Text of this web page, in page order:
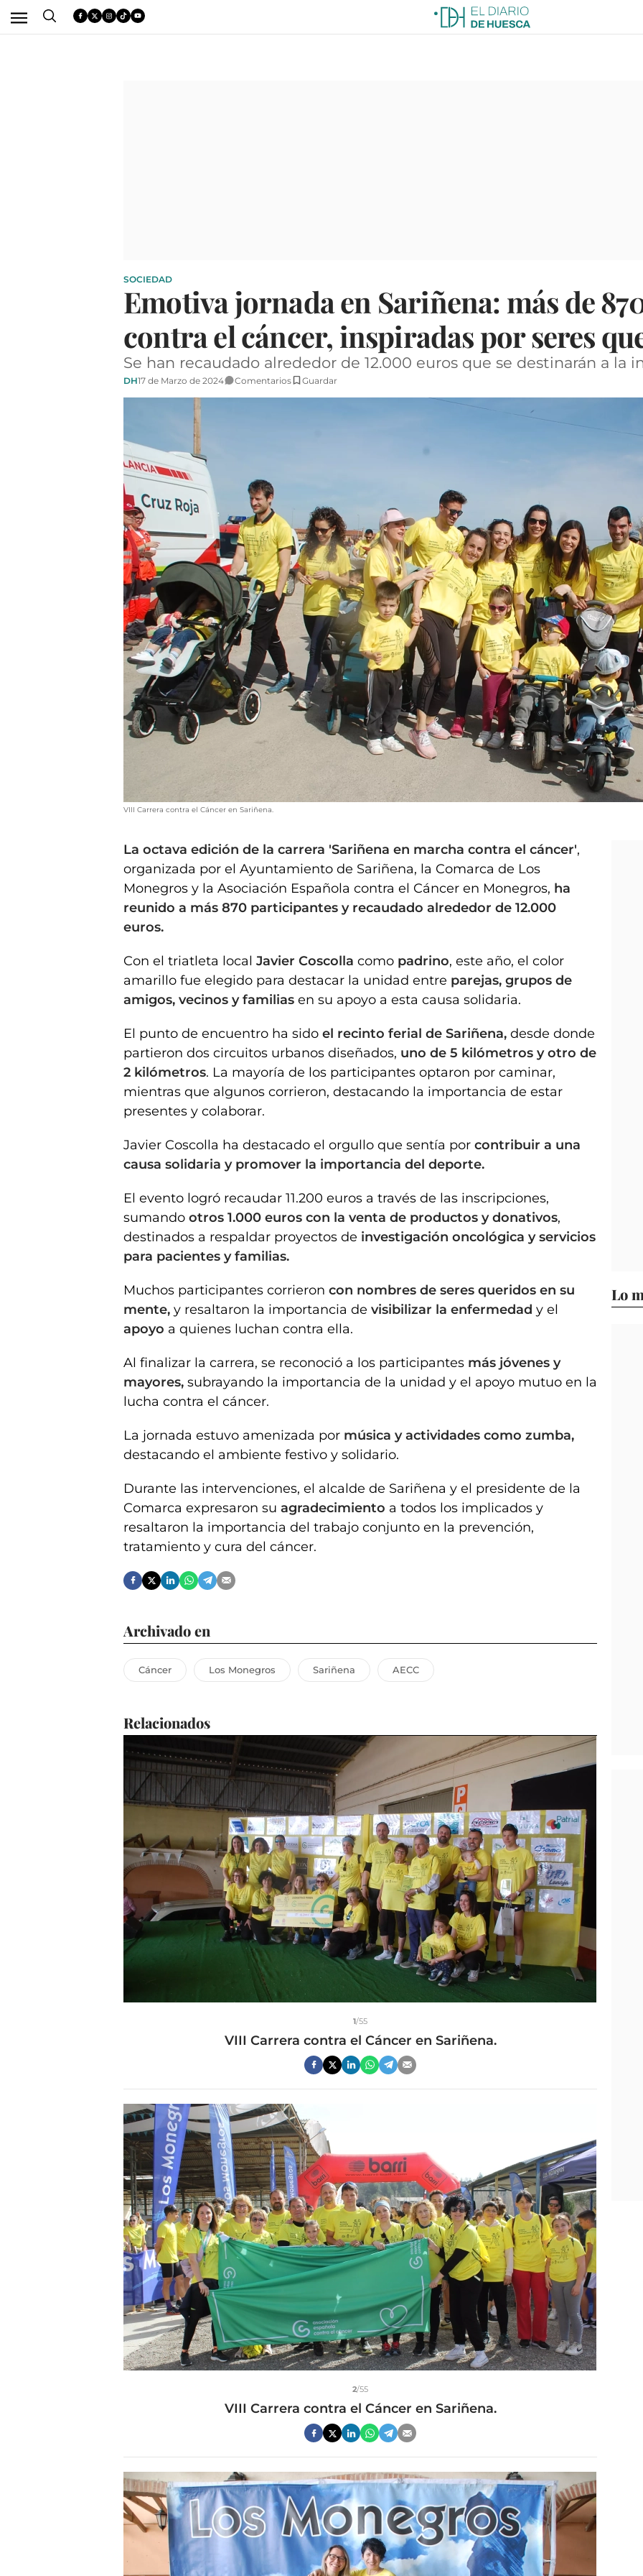
SOCIEDAD
Emotiva jornada en Sariñena: más de
contra el cáncer, inspiradas por seres
Se han recaudado alrededor de 12.000 euros que se destinarán a la
DH17 de Marzo de 2024 Comentarios Guardar
VIII Carrera contra el Cáncer en Sariñena.
La octava edición de la carrera 'Sariñena en marcha contra el cáncer',
organizada por el Ayuntamiento de Sariñena, la Comarca de Los
Monegros y la Asociación Española contra el Cáncer en Monegros, ha
reunido a más 870 participantes y recaudado alrededor de 12.000
euros.
Con el triatleta local Javier Coscolla como padrino, este año, el color
amarillo fue elegido para destacar la unidad entre parejas, grupos de
amigos, vecinos y familias en su apoyo a esta causa solidaria.
El punto de encuentro ha sido el recinto ferial de Sariñena, desde donde
partieron dos circuitos urbanos diseñados, uno de 5 kilómetros y otro de
2 kilómetros. La mayoría de los participantes optaron por caminar,
mientras que algunos corrieron, destacando la importancia de estar
presentes y colaborar.
Javier Coscolla ha destacado el orgullo que sentía por contribuir a una
causa solidaria y promover la importancia del deporte.
El evento logró recaudar 11.200 euros a través de las inscripciones,
sumando otros 1.000 euros con la venta de productos y donativos,
destinados a respaldar proyectos de investigación oncológica y servicios
para pacientes y familias.
Muchos participantes corrieron con nombres de seres queridos en su
mente, y resaltaron la importancia de visibilizar la enfermedad y el
apoyo a quienes luchan contra ella.
Al finalizar la carrera, se reconoció a los participantes más jóvenes y
mayores, subrayando la importancia de la unidad y el apoyo mutuo en la
lucha contra el cáncer.
La jornada estuvo amenizada por música y actividades como zumba,
destacando el ambiente festivo y solidario.
Durante las intervenciones, el alcalde de Sariñena y el presidente de la
Comarca expresaron su agradecimiento a todos los implicados y
resaltaron la importancia del trabajo conjunto en la prevención,
tratamiento y cura del cáncer.
Archivado en
Cáncer Los Monegros Sariñena AECC
Relacionados
1/55
VIII Carrera contra el Cáncer en Sariñena.
2/55
VIII Carrera contra el Cáncer en Sariñena.
Lo